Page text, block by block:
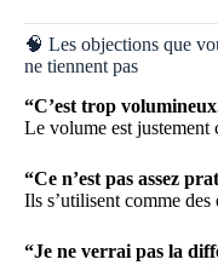
🧠 Les objections que
ne tiennent pas
“C’est trop
Le volume est justement
“Ce n’est pas assez
Ils s’utilisent comme des
“Je ne verrai pas la